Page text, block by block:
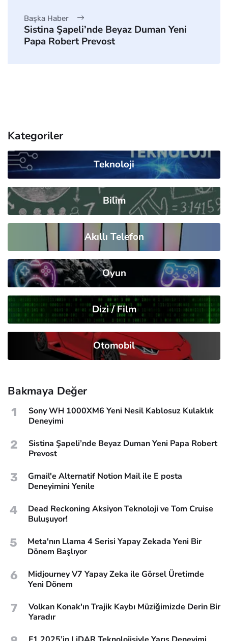
Başka Haber
Sistina Şapeli’nde Beyaz Duman Yeni
Papa Robert Prevost
Kategoriler
Teknoloji
Bilim
Akıllı Telefon
Oyun
Dizi / Film
Otomobil
Bakmaya Değer
1
Sony WH 1000XM6 Yeni Nesil Kablosuz Kulaklık
Deneyimi
2
Sistina Şapeli’nde Beyaz Duman Yeni Papa Robert
Prevost
3
Gmail'e Alternatif Notion Mail ile E posta
Deneyimini Yenile
4
Dead Reckoning Aksiyon Teknoloji ve Tom Cruise
Buluşuyor!
5
Meta'nın Llama 4 Serisi Yapay Zekada Yeni Bir
Dönem Başlıyor
6
Midjourney V7 Yapay Zeka ile Görsel Üretimde
Yeni Dönem
7
Volkan Konak'ın Trajik Kaybı Müziğimizde Derin Bir
Yaradır